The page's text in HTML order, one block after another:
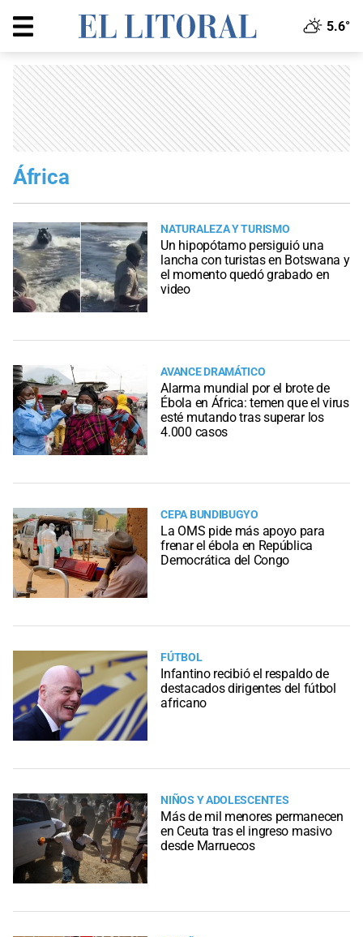
5.6°
África
NATURALEZA Y TURISMO
Un hipopótamo persiguió una
lancha con turistas en Botswana y
el momento quedó grabado en
video
AVANCE DRAMÁTICO
Alarma mundial por el brote de
Ébola en África: temen que el virus
esté mutando tras superar los
4.000 casos
CEPA BUNDIBUGYO
La OMS pide más apoyo para
frenar el ébola en República
Democrática del Congo
FÚTBOL
Infantino recibió el respaldo de
destacados dirigentes del fútbol
africano
NIÑOS Y ADOLESCENTES
Más de mil menores permanecen
en Ceuta tras el ingreso masivo
desde Marruecos